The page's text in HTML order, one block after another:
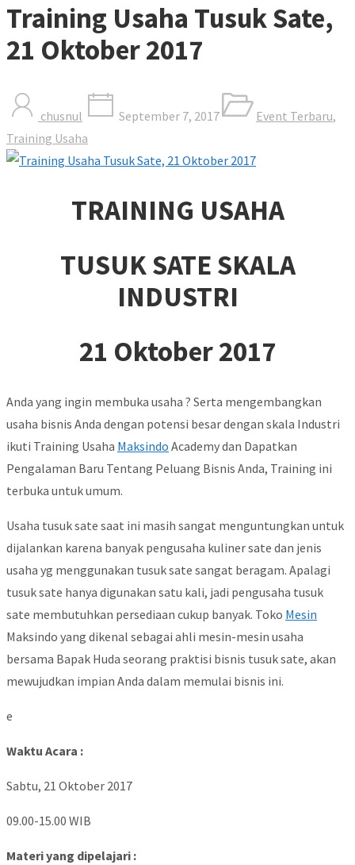
Training Usaha Tusuk Sate,
21 Oktober 2017
chusnul September 7, 2017 Event Terbaru,
Training Usaha
TRAINING USAHA
TUSUK SATE SKALA
INDUSTRI
21 Oktober 2017
Anda yang ingin membuka usaha ? Serta mengembangkan
usaha bisnis Anda dengan potensi besar dengan skala Industri
ikuti Training Usaha Maksindo Academy dan Dapatkan
Pengalaman Baru Tentang Peluang Bisnis Anda, Training ini
terbuka untuk umum.
Usaha tusuk sate saat ini masih sangat menguntungkan untuk
dijalankan karena banyak pengusaha kuliner sate dan jenis
usaha yg menggunakan tusuk sate sangat beragam. Apalagi
tusuk sate hanya digunakan satu kali, jadi pengusaha tusuk
sate membutuhkan persediaan cukup banyak. Toko Mesin
Maksindo yang dikenal sebagai ahli mesin-mesin usaha
bersama Bapak Huda seorang praktisi bisnis tusuk sate, akan
mewujudkan impian Anda dalam memulai bisnis ini.
e
Waktu Acara :
Sabtu, 21 Oktober 2017
09.00-15.00 WIB
Materi yang dipelajari :